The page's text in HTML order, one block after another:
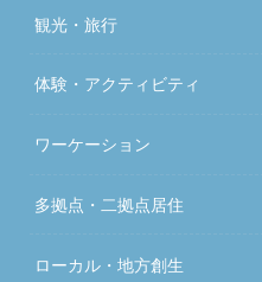
観光・旅行
体験・アクティビティ
ワーケーション
多拠点・二拠点居住
ローカル・地方創生